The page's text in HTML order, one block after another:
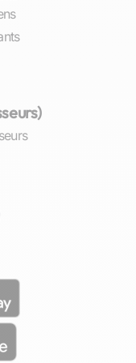
sont des
d'une
souvent
de
rôle
Elle
avec
les
est
à organiser